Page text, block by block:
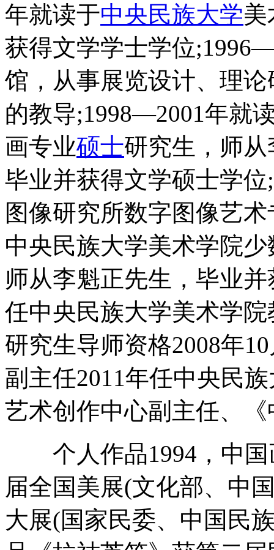
年就读于中央民族大学美
获得文学学士学位
馆，从事展览设计、理
的教导;1998—2001年就
画专业硕士研究生，师
毕业并获得文学硕士学
图像研究所数字图像艺
中央民族大学美术学院
师从李魁正先生，毕业
任中央民族大学美术学
研究生导师资格2008年
副主任2011年任中央民
艺术创作中心副主任、
个人作品1994，中国
届全国美展(文化部、中
大展(国家民委、中国民